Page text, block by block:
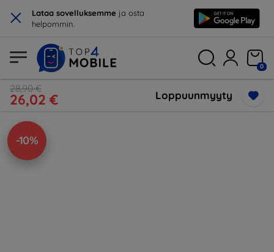
× Lataa sovelluksemme ja osta
helpommin.
0
28,90 €
26,02 € Loppuunmyyty
-10%